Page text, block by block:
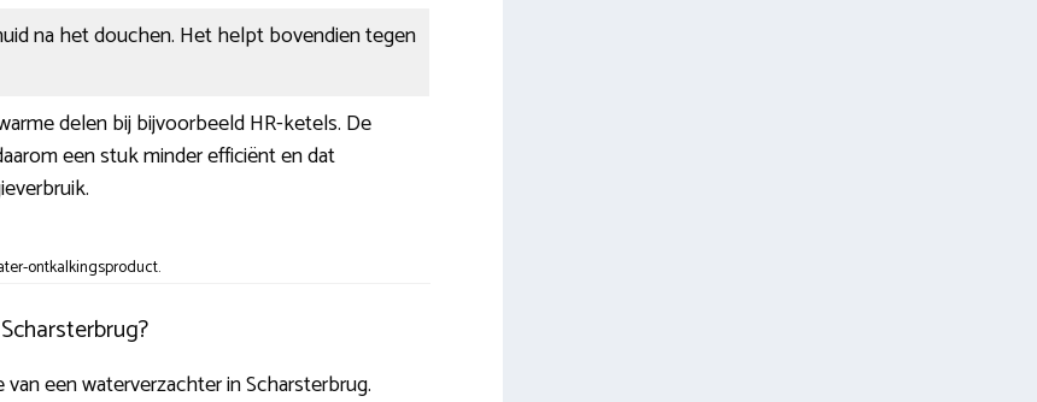
na het douchen. Het helpt bovendien tegen
delen bij bijvoorbeeld HR-ketels. De
een stuk minder efficiënt en dat
ontkalkingsproduct.
een waterverzachter in Scharsterbrug.